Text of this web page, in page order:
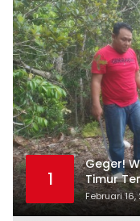
1
Geger!
Timur
Pohon
Februari